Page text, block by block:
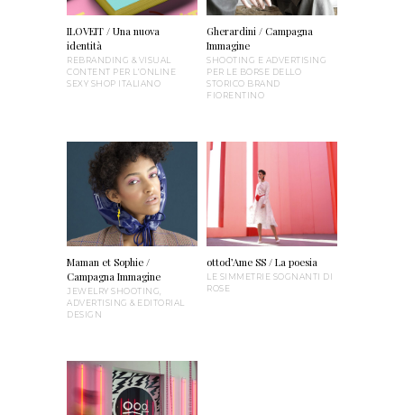
ILOVEIT / Una nuova
identità
REBRANDING & VISUAL
CONTENT PER L’ONLINE
SEXY SHOP ITALIANO
Gherardini / Campagna
Immagine
SHOOTING E ADVERTISING
PER LE BORSE DELLO
STORICO BRAND
FIORENTINO
Maman et Sophie /
Campagna Immagine
JEWELRY SHOOTING,
ADVERTISING & EDITORIAL
DESIGN
ottod’Ame SS / La poesia
LE SIMMETRIE SOGNANTI DI
ROSE